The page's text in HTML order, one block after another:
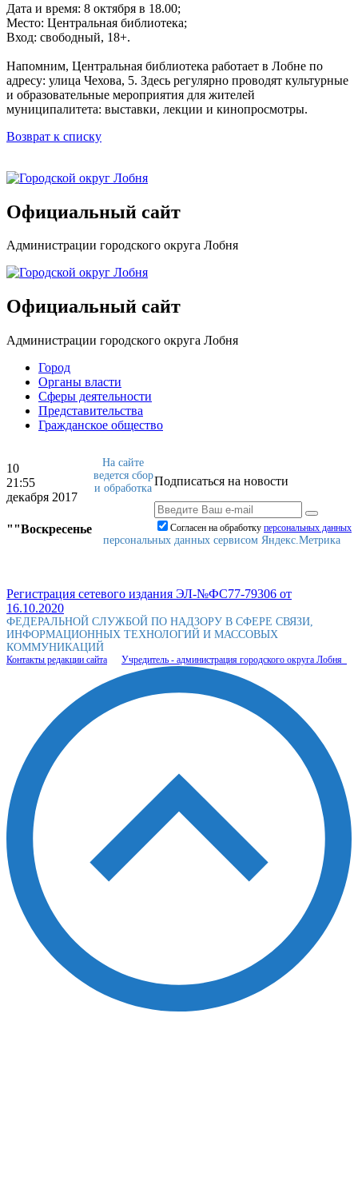
Дата и время: 8 октября в 18.00;
Место: Центральная библиотека;
Вход: свободный, 18+.
Напомним, Центральная библиотека работает в Лобне по
адресу: улица Чехова, 5. Здесь регулярно проводят культурные
и образовательные мероприятия для жителей
муниципалитета: выставки, лекции и кинопросмотры.
Возврат к списку
Официальный сайт
Администрации городского округа Лобня
Официальный сайт
Администрации городского округа Лобня
Город
Органы власти
Сферы деятельности
Представительства
Гражданское общество
10
21:55
декабря 2017
""Воскресенье
Подписаться на новости
Согласен на обработку персональныx данных
На сайте
ведется сбор
и обработка
персональных данных сервисом Яндекс.Метрика
Регистрация сетевого издания ЭЛ-№ФС77-79306 от
16.10.2020
ФЕДЕРАЛЬНОЙ СЛУЖБОЙ ПО НАДЗОРУ В СФЕРЕ СВЯЗИ,
ИНФОРМАЦИОННЫХ ТЕХНОЛОГИЙ И МАССОВЫХ
КОММУНИКАЦИЙ
Контакты редакции сайта Учредитель - администрация городского округа Лобня